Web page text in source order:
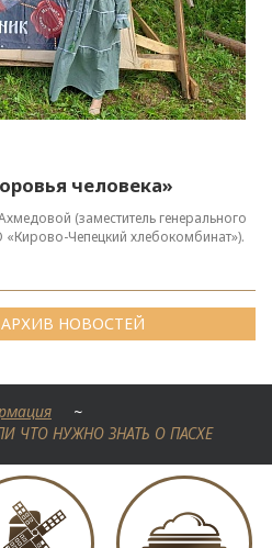
человека»
(заместитель генерального
Чепецкий хлебокомбинат»).
НОВОСТЕЙ
~
ЧТО НУЖНО ЗНАТЬ О ПАСХЕ